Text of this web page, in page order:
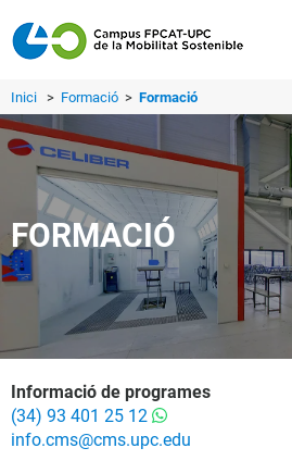
Inici > Formació > Formació
FORMACIÓ
Informació de programes
(34) 93 401 25 12
info.cms@cms.upc.edu